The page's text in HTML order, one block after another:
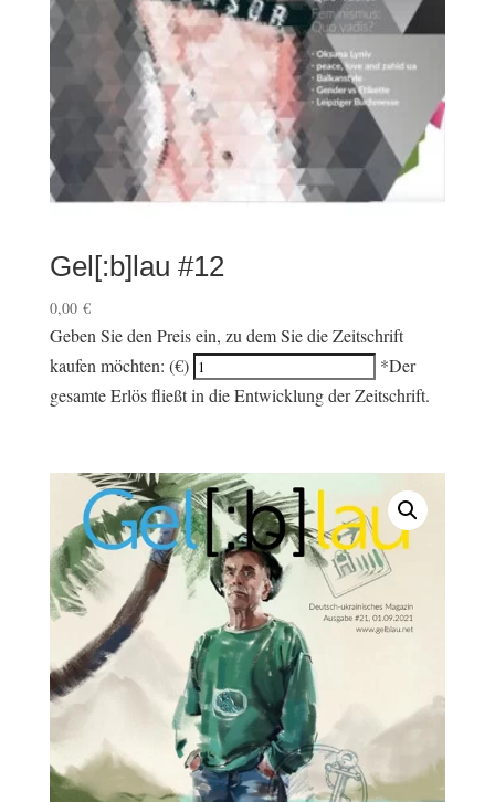
Gel[:b]lau #12
0,00 €
Geben Sie den Preis ein, zu dem Sie die Zeitschrift
kaufen möchten: (€)
*Der
gesamte Erlös fließt in die Entwicklung der Zeitschrift.